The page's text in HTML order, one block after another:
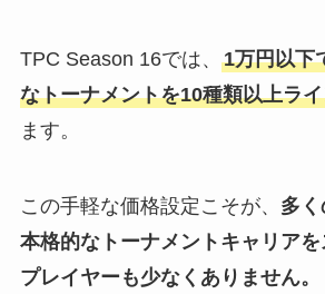
TPC Season 16では、 1万円以下
なトーナメントを10種類以上ラ
ます。
この手軽な価格設定こそが、 多
本格的なトーナメントキャリア
プレイヤーも少なくありません。